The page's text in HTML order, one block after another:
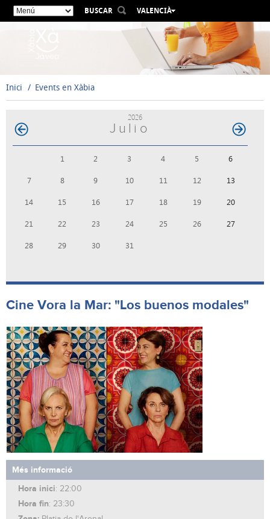
BUSCAR
VALENCIÀ
ESPAÑOL
ENGLISH
FRANÇAIS
Inici Events en Xàbia
2026
Julio
1 2 3 4 5 6
7 8 9 10 11 12 13
14 15 16 17 18 19 20
21 22 23 24 25 26 27
28 29 30 31
Cine Vora la Mar: "Los buenos modales"
Més informació
Hora inici: 22:00
Hora fin: 23:30